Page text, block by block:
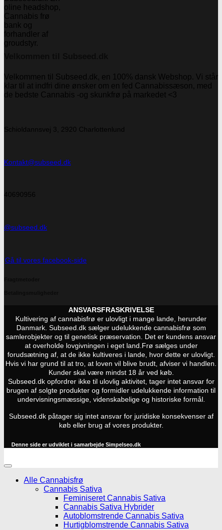
Velkommen til Subseed.dk, en 100% dansk Webshop. Vi står
klar til at indfri dine ønsker om en fed Cannabissæson, med
de bedste Cannabis -og skunkfrø på markedet <3
Schioldannsvej 3, 2920 Charlottenlund
Kontakt@subseed.dk
40690956
@subseed.dk
Gå til vores facebook-side
ANSVARSFRASKRIVELSE
Kultivering af cannabisfrø er ulovligt i mange lande, herunder
Danmark. Subseed.dk sælger udelukkende cannabisfrø som
samlerobjekter og til genetisk præservation. Det er kundens ansvar
at overholde lovgivningen i eget land. Frø sælges under
forudsætning af, at de ikke kultiveres i lande, hvor dette er ulovligt.
Hvis vi har grund til at tro, at loven vil blive brudt, afviser vi handlen.
Kunder skal være mindst 18 år ved køb.
Subseed.dk opfordrer ikke til ulovlig aktivitet, tager intet ansvar for
brugen af solgte produkter og formidler udelukkende information til
undervisningsmæssige, videnskabelige og historiske formål.
Subseed.dk påtager sig intet ansvar for juridiske konsekvenser af
køb eller brug af vores produkter.
Denne side er udviklet i samarbejde Simpelseo.dk
Alle Cannabisfrø
Cannabis Sativa
Feminiseret Cannabis Sativa
Cannabis Sativa Hybrider
Autoblomstrende Cannabis Sativa
Hurtigblomstrende Cannabis Sativa